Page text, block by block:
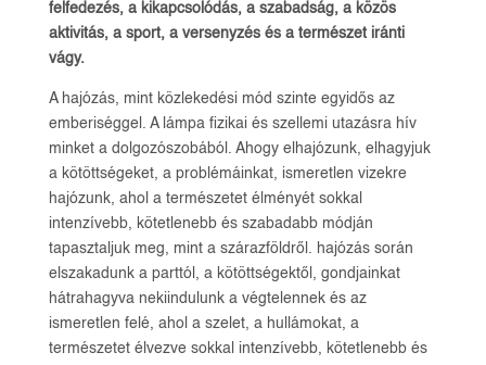
felfedezés, a kikapcsolódás, a szabadság, a közös
aktivitás, a sport, a versenyzés és a természet iránti
vágy.
A hajózás, mint közlekedési mód szinte egyidős az
emberiséggel. A lámpa fizikai és szellemi utazásra hív
minket a dolgozószobából. Ahogy elhajózunk, elhagyjuk
a kötöttségeket, a problémáinkat, ismeretlen vizekre
hajózunk, ahol a természetet élményét sokkal
intenzívebb, kötetlenebb és szabadabb módján
tapasztaljuk meg, mint a szárazföldről. hajózás során
elszakadunk a parttól, a kötöttségektől, gondjainkat
hátrahagyva nekiindulunk a végtelennek és az
ismeretlen felé, ahol a szelet, a hullámokat, a
természetet élvezve sokkal intenzívebb, kötetlenebb és